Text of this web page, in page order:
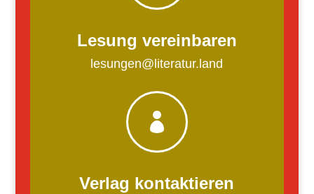
Lesung vereinbaren
lesungen@literatur.land

Verlag kontaktieren